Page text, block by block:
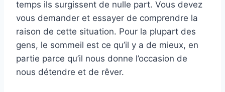
temps ils surgissent de nulle part. Vous devez
vous demander et essayer de comprendre la
raison de cette situation. Pour la plupart des
gens, le sommeil est ce qu’il y a de mieux, en
partie parce qu’il nous donne l’occasion de
nous détendre et de rêver.